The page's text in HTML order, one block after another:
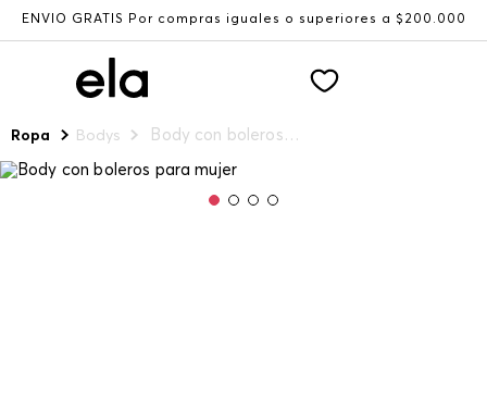
ENVÍO GRATIS Por compras iguales o superiores a $200.000
Ropa Bodys Body con boleros para mujer